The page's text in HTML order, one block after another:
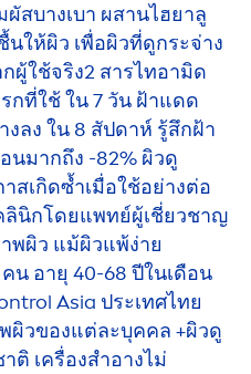
ผัสบางเบา ผสานไฮยาลู
ให้ผิว เพื่อผิวที่ดูกระจ่าง
ผู้ใช้จริง2 สารไทอามิด
กที่ใช้ ใน 7 วัน ฝ้าแดด
งลง ใน 8 สัปดาห์ รู้สึกฝ้า
นมากถึง -82% ผิวดู
สเกิดซ้ำเมื่อใช้อย่างต่อ
ลินิกโดยแพทย์ผู้เชี่ยวชาญ
พผิว แม้ผิวแพ้ง่าย
น อายุ 40-68 ปีในเดือน
Asia ประเทศไทย
วของแต่ละบุคคล +ผิวดู
ติ เครื่องสำอางไม่